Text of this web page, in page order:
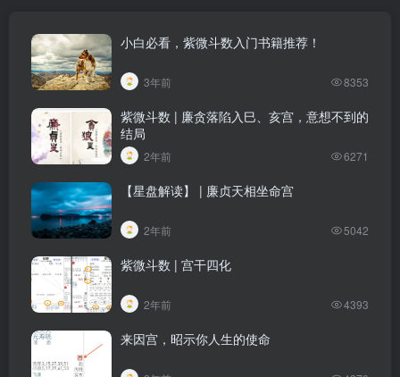
小白必看，紫微斗数入门书籍推荐！
3年前 8353
紫微斗数 | 廉贪落陷入巳、亥宫，意想不到的
结局
2年前 6271
【星盘解读】 | 廉贞天相坐命宫
2年前 5042
紫微斗数 | 宫干四化
2年前 4393
来因宫，昭示你人生的使命